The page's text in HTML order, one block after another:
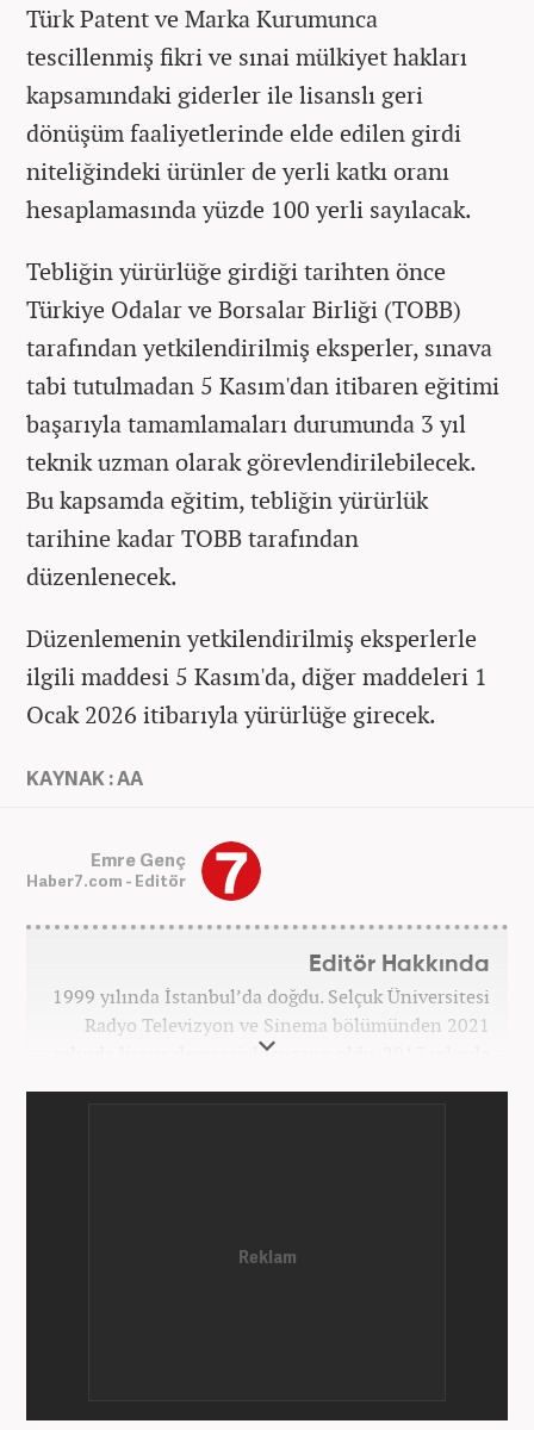
Türk Patent ve Marka Kurumunca
tescillenmiş fikri ve sınai mülkiyet hakları
kapsamındaki giderler ile lisanslı geri
dönüşüm faaliyetlerinde elde edilen girdi
niteliğindeki ürünler de yerli katkı oranı
hesaplamasında yüzde 100 yerli sayılacak.
Tebliğin yürürlüğe girdiği tarihten önce
Türkiye Odalar ve Borsalar Birliği (TOBB)
tarafından yetkilendirilmiş eksperler, sınava
tabi tutulmadan 5 Kasım'dan itibaren eğitimi
başarıyla tamamlamaları durumunda 3 yıl
teknik uzman olarak görevlendirilebilecek.
Bu kapsamda eğitim, tebliğin yürürlük
tarihine kadar TOBB tarafından
düzenlenecek.
Düzenlemenin yetkilendirilmiş eksperlerle
ilgili maddesi 5 Kasım'da, diğer maddeleri 1
Ocak 2026 itibarıyla yürürlüğe girecek.
KAYNAK : AA
Emre Genç
Haber7.com - Editör
Editör Hakkında
1999 yılında İstanbul’da doğdu. Selçuk Üniversitesi
Radyo Televizyon ve Sinema bölümünden 2021
yılında lisans derecesiyle mezun oldu. 2017 yılında
Kanal 7 Medya Grubu’na bağlı Haber7.com’da editör